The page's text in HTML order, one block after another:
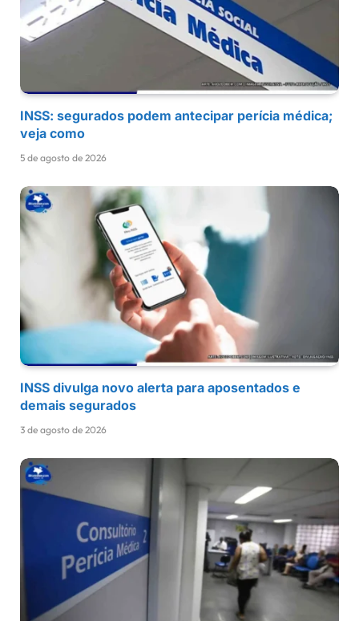
INSS: segurados podem antecipar perícia médica;
veja como
5 de agosto de 2026
INSS divulga novo alerta para aposentados e
demais segurados
3 de agosto de 2026